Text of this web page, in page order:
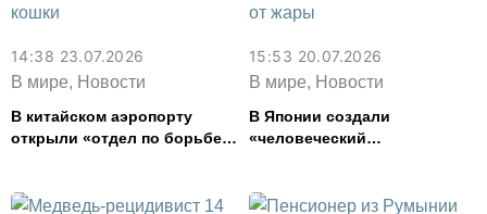
14:38 23.07.2026
В мире, Новости
В китайском аэропорту
открыли «отдел по борьбе с
15:53 20.07.2026
В мире, Новости
В Японии создали
«человеческий